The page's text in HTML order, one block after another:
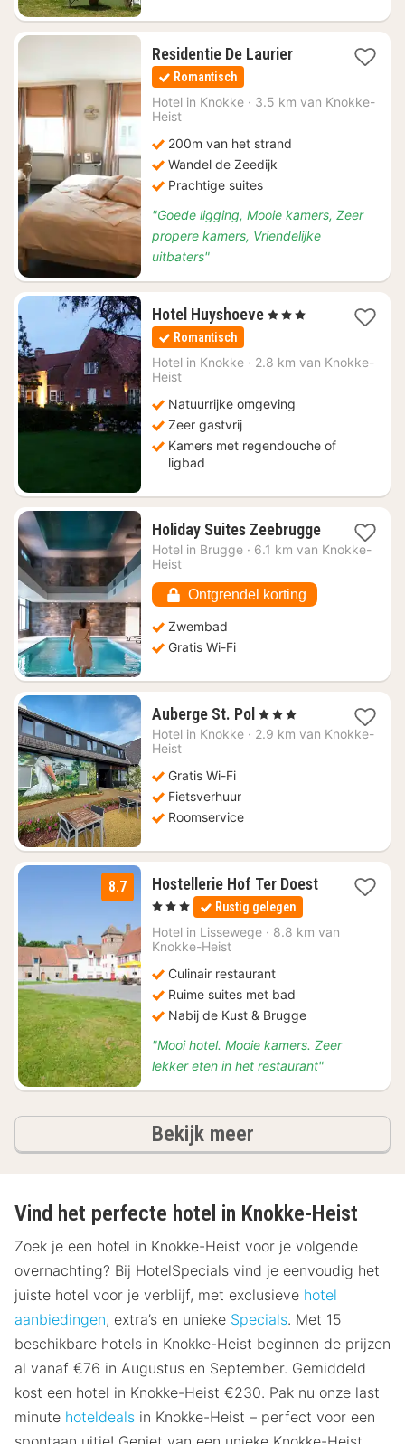
Residentie De Laurier1
€
Romantisch
Hotel in Knokke · 3.5 km van Knokke-
Heist
200m van het strand
Wandel de Zeedijk
Prachtige suites
"Goede ligging, Mooie kamers, Zeer
propere kamers, Vriendelijke
uitbaters"
Hotel Huyshoeve1
€
, 3 Sterren
Romantisch
Hotel in Knokke · 2.8 km van Knokke-
Heist
Natuurrijke omgeving
Zeer gastvrij
Kamers met regendouche of
ligbad
Holiday Suites Zeebrugge1
nacht
Hotel in Brugge · 6.1 km van Knokke-
Heist
Ontgrendel korting
Zwembad
Gratis Wi-Fi
Auberge St. Pol 1
nacht
, 3 Sterren
Hotel in Knokke · 2.9 km van Knokke-
Heist
Gratis Wi-Fi
Fietsverhuur
Roomservice
8.7 Hostellerie Hof Ter Doest1
€
, 3 Sterren Rustig gelegen
Hotel in Lissewege · 8.8 km van
Knokke-Heist
Culinair restaurant
Ruime suites met bad
Nabij de Kust & Brugge
"Mooi hotel. Mooie kamers. Zeer
lekker eten in het restaurant"
Bekijk meerhotels
Vind het perfecte hotel in Knokke-Heist
Zoek je een hotel in Knokke-Heist voor je volgende
overnachting? Bij HotelSpecials vind je eenvoudig het
juiste hotel voor je verblijf, met exclusieve hotel
aanbiedingen, extra’s en unieke Specials. Met 15
beschikbare hotels in Knokke-Heist beginnen de prijzen
al vanaf €76 in Augustus en September. Gemiddeld
kost een hotel in Knokke-Heist €230. Pak nu onze last
minute hoteldeals in Knokke-Heist – perfect voor een